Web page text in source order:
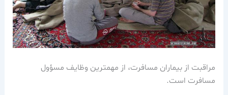
مراقبت از بيماران مسافرت، از مهمترين وظايف مسؤول
مسافرت است.